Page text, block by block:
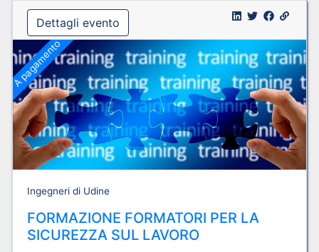
Dettagli evento
A pagamento
Ingegneri di Udine
FORMAZIONE FORMATORI PER LA
SICUREZZA SUL LAVORO